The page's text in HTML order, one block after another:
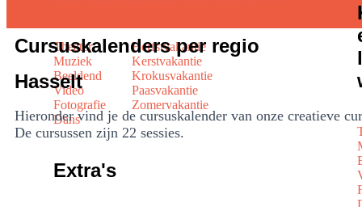
Theater
Muziek
Beeldend
Video
Fotografie
Dans
Extra's
Herfstvakantie
Kerstvakantie
Krokusvakantie
Paasvakantie
Zomervakantie
Cursuskalenders per regio
Hasselt
Hieronder vind je de cursuskalender van onze creatieve
De cursussen zijn 22 sessies.